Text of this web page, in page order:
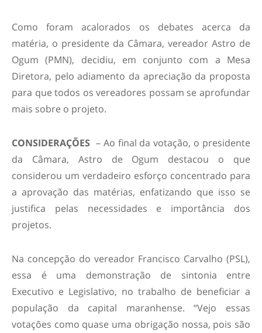
Como foram acalorados os debates acerca da
matéria, o presidente da Câmara, vereador Astro de
Ogum (PMN), decidiu, em conjunto com a Mesa
Diretora, pelo adiamento da apreciação da proposta
para que todos os vereadores possam se aprofundar
mais sobre o projeto.
CONSIDERAÇÕES – Ao final da votação, o presidente
da Câmara, Astro de Ogum destacou o que
considerou um verdadeiro esforço concentrado para
a aprovação das matérias, enfatizando que isso se
justifica pelas necessidades e importância dos
projetos.
Na concepção do vereador Francisco Carvalho (PSL),
essa é uma demonstração de sintonia entre
Executivo e Legislativo, no trabalho de beneficiar a
população da capital maranhense. “Vejo essas
votações como quase uma obrigação nossa, pois são